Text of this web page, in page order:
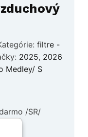
filtre -
2025, 2026
Medley/ S
/SR/